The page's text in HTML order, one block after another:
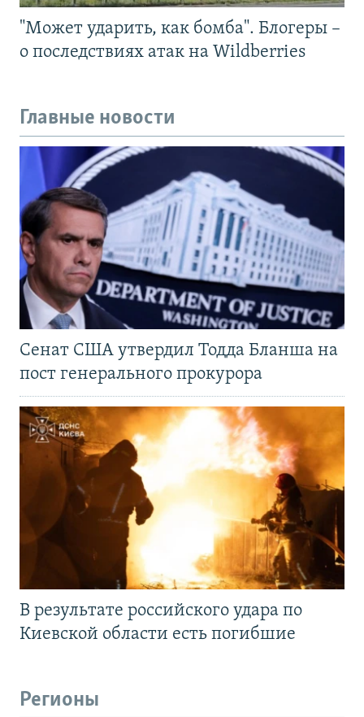
"Может ударить, как бомба". Блогеры –
о последствиях атак на Wildberries
Главные новости
Сенат США утвердил Тодда Бланша на
пост генерального прокурора
В результате российского удара по
Киевской области есть погибшие
Регионы